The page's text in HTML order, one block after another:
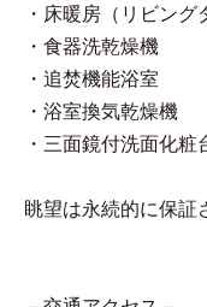
・床暖房（リビング
・食器洗乾燥機
・追焚機能浴室
・浴室換気乾燥機
・三面鏡付洗面化粧
眺望は永続的に保証